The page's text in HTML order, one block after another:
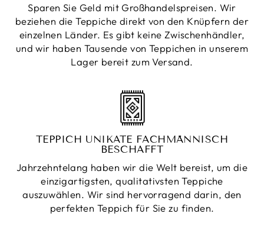
Sparen Sie Geld mit Großhandelspreisen. Wir
beziehen die Teppiche direkt von den Knüpfern der
einzelnen Länder. Es gibt keine Zwischenhändler,
und wir haben Tausende von Teppichen in unserem
Lager bereit zum Versand.
TEPPICH UNIKATE FACHMÄNNISCH
BESCHAFFT
Jahrzehntelang haben wir die Welt bereist, um die
einzigartigsten, qualitativsten Teppiche
auszuwählen. Wir sind hervorragend darin, den
perfekten Teppich für Sie zu finden.